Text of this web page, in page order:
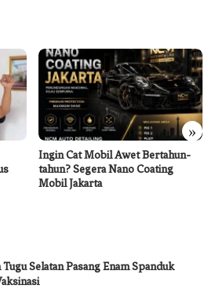
»
Ingin Cat Mobil Awet Bertahun-
tahun? Segera Nano Coating
Mobil Jakarta
Selatan Pasang Enam Spanduk